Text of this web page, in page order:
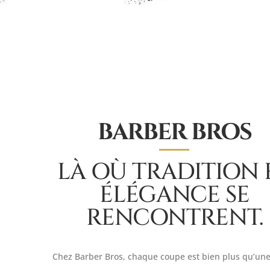
BARBER BROS
LÀ OÙ TRADITION
ÉLÉGANCE SE
RENCONTRENT.
Chez Barber Bros, chaque coupe est bien plus qu’une